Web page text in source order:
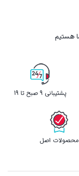
پشتیبانی 9 صبح تا 19
محصولات اصل